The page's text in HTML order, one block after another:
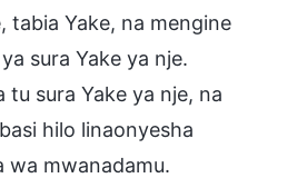
tabia Yake, na mengine
sura Yake ya nje.
tu sura Yake ya nje, na
hilo linaonyesha
wa mwanadamu.